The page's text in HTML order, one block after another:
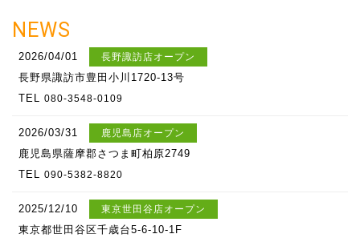
NEWS
2026/04/01 長野諏訪店オープン
長野県諏訪市豊田小川1720-13号
TEL 080-3548-0109
2026/03/31 鹿児島店オープン
鹿児島県薩摩郡さつま町柏原2749
TEL 090-5382-8820
2025/12/10 東京世田谷店オープン
東京都世田谷区千歳台5-6-10-1F